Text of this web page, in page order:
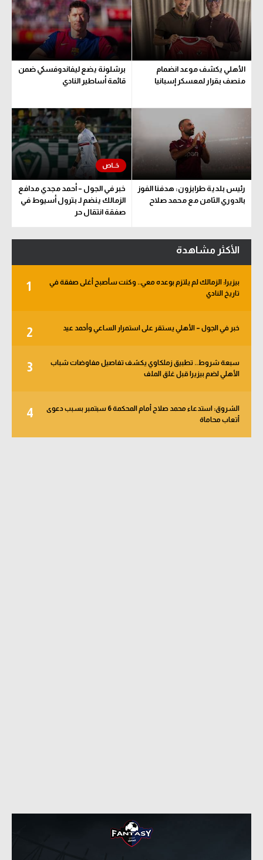
الأهلي يكشف موعد انضمام
منصف بقرار لمعسكر إسبانيا
برشلونة يضع ليفاندوفسكي ضمن
قائمة أساطير النادي
رئيس بلدية طرابزون: هدفنا الفوز
بالدوري الثامن مع محمد صلاح
خبر في الجول – أحمد مجدي مدافع
الزمالك ينضم لـ بترول أسيوط في
صفقة انتقال حر
الأكثر مشاهدة
1
بيزيرا: الزمالك لم يلتزم بوعده معي.. وكنت سأصبح أغلى صفقة في
تاريخ النادي
2 خبر في الجول – الأهلي يستقر على استمرار الساعي وأحمد عيد
3
سبعة شروط.. تطبيق زملكاوي يكشف تفاصيل مفاوضات شباب
الأهلي لضم بيزيرا قبل غلق الملف
4
الشروق: استدعاء محمد صلاح أمام المحكمة 6 سبتمبر بسبب دعوى
أتعاب محاماة